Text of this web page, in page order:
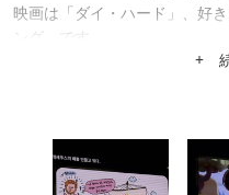
映画は「ダイ・ハード」、好
ング」です。
+